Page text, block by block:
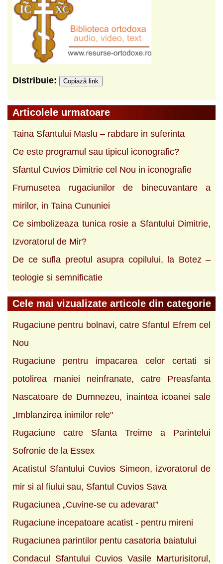
Distribuie: Copiază link
Articolele urmatoare
Taina Sfantului Maslu – rabdare in suferinta
Ce este programul sau tipicul iconografic?
Sfantul Cuvios Dimitrie cel Nou in iconografie
Frumusetea rugaciunilor de binecuvantare a
mirilor, in Taina Cununiei
Ce simbolizeaza tunica rosie a Sfantului Dimitrie,
Izvoratorul de Mir?
De ce sufla preotul asupra copilului, la Botez –
teologie si semnificatie
Cele mai vizualizate articole din categorie
Rugaciune pentru bolnavi, catre Sfantul Efrem cel
Nou
Rugaciune pentru impacarea celor certati si
potolirea maniei neinfranate, catre Preasfanta
Nascatoare de Dumnezeu, inaintea icoanei sale
„Imblanzirea inimilor rele"
Rugaciune catre Sfanta Treime a Parintelui
Sofronie de la Essex
Acatistul Sfantului Cuvios Simeon, izvoratorul de
mir si al fiului sau, Sfantul Cuvios Sava
Rugaciunea „Cuvine-se cu adevarat”
Rugaciune incepatoare acatist - pentru mireni
Rugaciunea parintilor pentu casatoria baiatului
Condacul Sfantului Cuvios Vasile Marturisitorul,